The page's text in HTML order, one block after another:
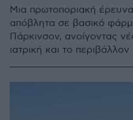
Μια πρωτοποριακή
απόβλητα σε βασικό
Πάρκινσον, ανοίγοντας
ιατρική και το περιβάλλον